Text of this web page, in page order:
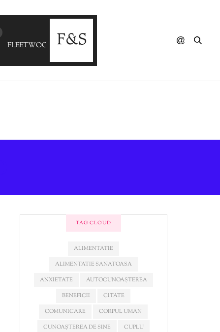
FLEETWOOD MAC - Everywhere (Casual Connection Rework)
TAG CLOUD
ALIMENTATIE
ALIMENTATIE SANATOASA
ANXIETATE
AUTOCUNOAȘTEREA
BENEFICII
CITATE
COMUNICARE
CORPUL UMAN
CUNOAȘTEREA DE SINE
CUPLU